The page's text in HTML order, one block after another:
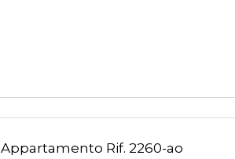
Appartamento Rif. 2260-ao